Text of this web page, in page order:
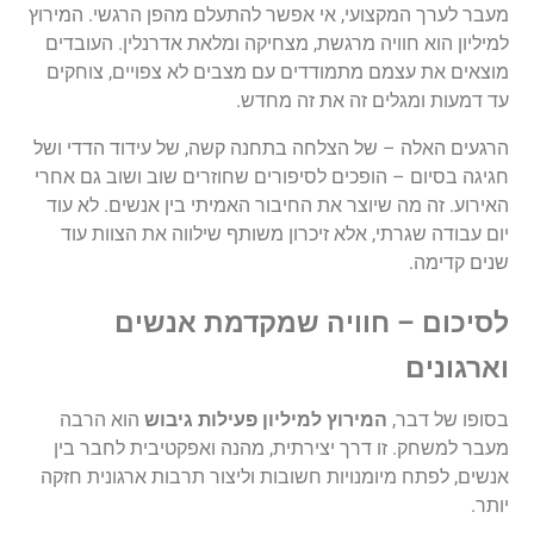
מעבר לערך המקצועי, אי אפשר להתעלם מהפן הרגשי. המירוץ
למיליון הוא חוויה מרגשת, מצחיקה ומלאת אדרנלין. העובדים
מוצאים את עצמם מתמודדים עם מצבים לא צפויים, צוחקים
עד דמעות ומגלים זה את זה מחדש.
הרגעים האלה – של הצלחה בתחנה קשה, של עידוד הדדי ושל
חגיגה בסיום – הופכים לסיפורים שחוזרים שוב ושוב גם אחרי
האירוע. זה מה שיוצר את החיבור האמיתי בין אנשים. לא עוד
יום עבודה שגרתי, אלא זיכרון משותף שילווה את הצוות עוד
שנים קדימה.
לסיכום – חוויה שמקדמת אנשים
וארגונים
בסופו של דבר, המירוץ למיליון פעילות גיבוש הוא הרבה
מעבר למשחק. זו דרך יצירתית, מהנה ואפקטיבית לחבר בין
אנשים, לפתח מיומנויות חשובות וליצור תרבות ארגונית חזקה
יותר.